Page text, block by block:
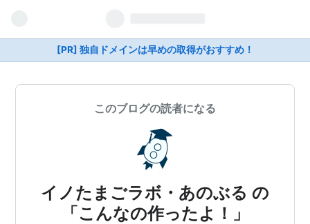
[PR] 独自ドメインは早めの取得がおすすめ！
このブログの読者になる
イノたまごラボ・あのぶる の
「こんなの作ったよ！」